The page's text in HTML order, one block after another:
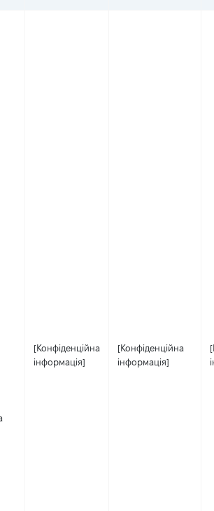
[Конфіденційна
інформація]
[Конфіденційна
інформація]